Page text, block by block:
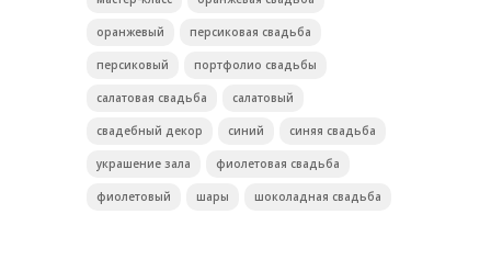
оранжевый персиковая свадьба
персиковый портфолио свадьбы
салатовая свадьба салатовый
свадебный декор синий синяя свадьба
украшение зала фиолетовая свадьба
фиолетовый шары шоколадная свадьба